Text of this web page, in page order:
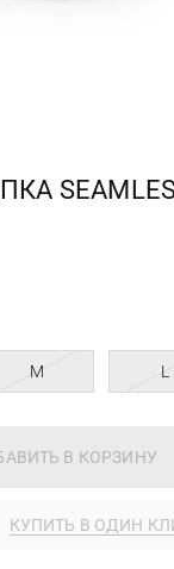
M L
В КОРЗИНУ
КУПИТЬ В ОДИН